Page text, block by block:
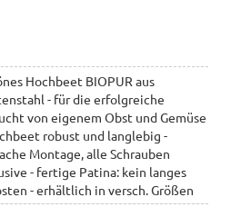
Hochbeet BIOPUR aus
- für die erfolgreiche
von eigenem Obst und Gemüse
robust und langlebig -
Montage, alle Schrauben
- fertige Patina: kein langes
- erhältlich in versch. Größen